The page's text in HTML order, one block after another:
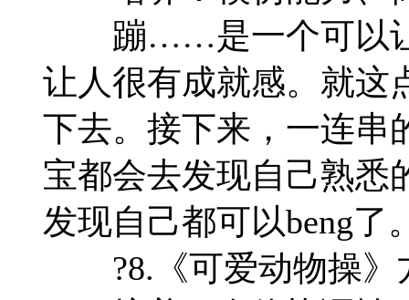
蹦……是一个可以让
让人很有成就感。就这
下去。接下来，一连串
宝都会去发现自己熟
发现自己都可以beng了
?8.《可爱动物操》